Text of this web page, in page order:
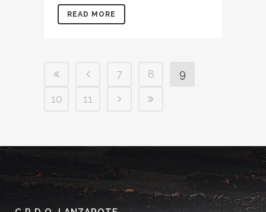
READ MORE
7 8
9
10
11